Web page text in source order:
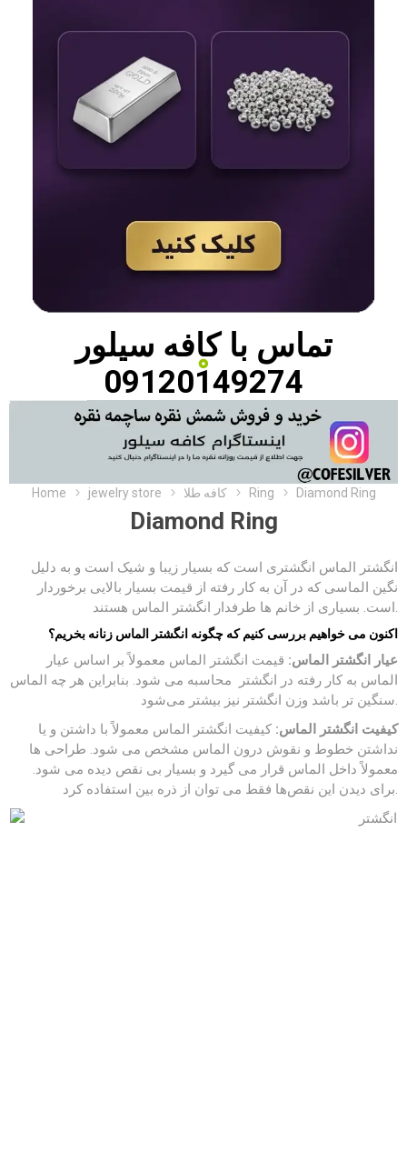
تماس باکافه سیلور
09120149274
Home jewelry store کافه طلا Ring Diamond Ring
Diamond Ring
انگشتر الماس انگشتری است که بسیار زیبا و شیک است و به دلیل
نگین الماسی که در آن به کار رفته از قیمت بسیار بالایی برخوردار
است. بسیاری از خانم ها طرفدار انگشتر الماس هستند.
اکنون می خواهیم بررسی کنیم که چگونه انگشتر الماس زنانه بخریم؟
عیار انگشتر الماس: قیمت انگشتر الماس معمولاً بر اساس عیار‌
الماس به کار رفته در انگشتر محاسبه می شود. بنابراین هر چه الماس
سنگین تر باشد وزن انگشتر نیز بیشتر می‌شود.
کیفیت انگشتر الماس: کیفیت انگشتر الماس معمولاً با داشتن و یا
نداشتن خطوط و نقوش درون الماس مشخص می شود. طراحی ها
معمولاً داخل الماس قرار می گیرد و بسیار بی نقص دیده می شود.
برای دیدن این نقص‌ها فقط می توان از ذره بین استفاده کرد.